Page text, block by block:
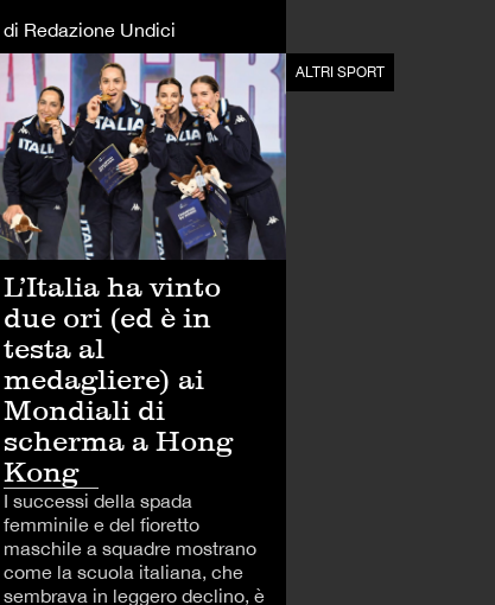
di Redazione Undici
ALTRI SPORT ALTRI SPORT
L’Italia ha vinto
due ori (ed è in
testa al
medagliere) ai
Mondiali di
scherma a Hong
Kong
I successi della spada
femminile e del fioretto
maschile a squadre mostrano
come la scuola italiana, che
sembrava in leggero declino, è